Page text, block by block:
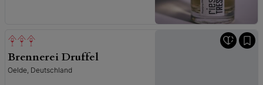
Brennerei Druffel
Oelde, Deutschland